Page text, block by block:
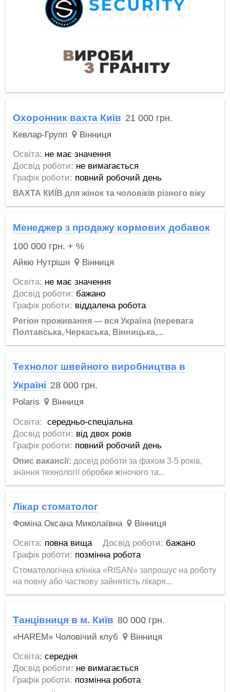
Охоронник вахта Київ 21 000 грн.
Кевлар-Групп Вінниця
Освіта: не має значення
Досвід роботи: не вимагається
Графік роботи: повний робочий день
ВАХТА КИЇВ для жінок та чоловіків різного віку
Менеджер з продажу кормових добавок
100 000 грн. + %
Айкю Нутрішн Вінниця
Освіта: не має значення
Досвід роботи: бажано
Графік роботи: віддалена робота
Регіон проживання — вся Україна (перевага
Полтавська, Черкаська, Вінницька,...
Технолог швейного виробництва в
Україні 28 000 грн.
Polaris Вінниця
Освіта:
середньо-спеціальна
Досвід роботи: від двох років
Графік роботи: повний робочий день
Опис вакансії: досвід роботи за фахом 3-5 років,
знання технології обробки жіночого та...
Лікар стоматолог
Фоміна Оксана Миколаївна Вінниця
Освіта: повна вища Досвід роботи: бажано
Графік роботи: позмінна робота
Стоматологічна клініка «RISAN» запрошує на роботу
на повну або часткову зайнятість лікаря...
Танцівниця в м. Київ 80 000 грн.
«HAREM» Чоловічий клуб Вінниця
Освіта: середня
Досвід роботи: не вимагається
Графік роботи: позмінна робота